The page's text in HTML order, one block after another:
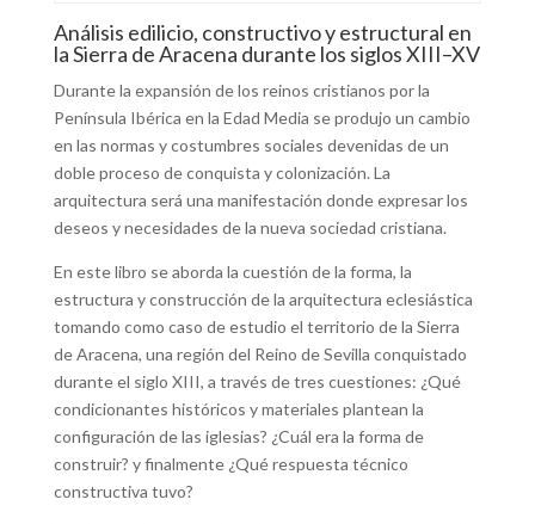
Análisis edilicio, constructivo y estructural en
la Sierra de Aracena durante los siglos XIII–XV
Durante la expansión de los reinos cristianos por la
Península Ibérica en la Edad Media se produjo un cambio
en las normas y costumbres sociales devenidas de un
doble proceso de conquista y colonización. La
arquitectura será una manifestación donde expresar los
deseos y necesidades de la nueva sociedad cristiana.
En este libro se aborda la cuestión de la forma, la
estructura y construcción de la arquitectura eclesiástica
tomando como caso de estudio el territorio de la Sierra
de Aracena, una región del Reino de Sevilla conquistado
durante el siglo XIII, a través de tres cuestiones: ¿Qué
condicionantes históricos y materiales plantean la
configuración de las iglesias? ¿Cuál era la forma de
construir? y finalmente ¿Qué respuesta técnico
constructiva tuvo?